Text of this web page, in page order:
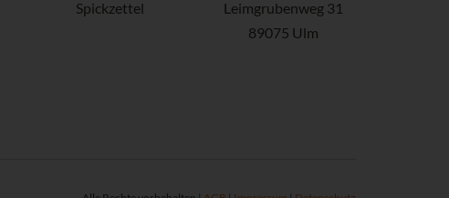
Spickzettel
Leimgrubenweg 31
89075 Ulm